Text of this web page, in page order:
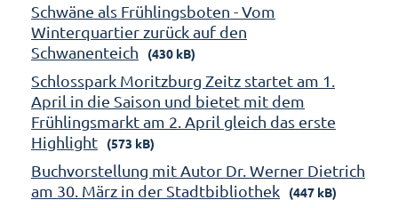
Schwäne als Frühlingsboten - Vom
Winterquartier zurück auf den
Schwanenteich
(430 kB)
Schlosspark Moritzburg Zeitz startet am 1.
April in die Saison und bietet mit dem
Frühlingsmarkt am 2. April gleich das erste
Highlight
(573 kB)
Buchvorstellung mit Autor Dr. Werner Dietrich
am 30. März in der Stadtbibliothek
(447 kB)